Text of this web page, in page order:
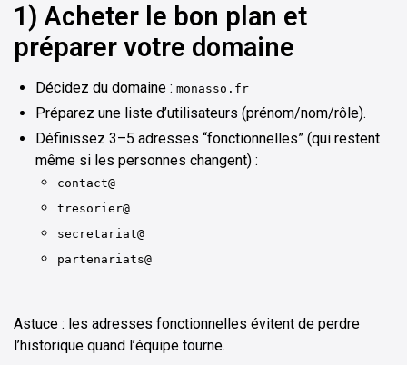
1) Acheter le bon plan et
préparer votre domaine
Décidez du domaine : monasso.fr
Préparez une liste d’utilisateurs (prénom/nom/rôle).
Définissez 3–5 adresses “fonctionnelles” (qui restent
même si les personnes changent) :
contact@
tresorier@
secretariat@
partenariats@
Astuce : les adresses fonctionnelles évitent de perdre
l’historique quand l’équipe tourne.